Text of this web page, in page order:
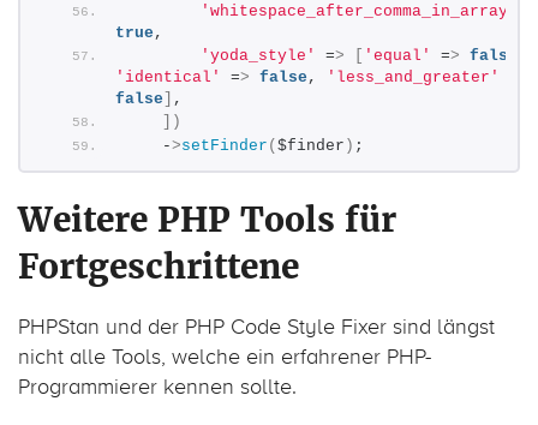
'whitespace_after_comma_in_array'
true ,
'yoda_style'
=> 'equal' => false
'identical'
=> false , 'less_and_greater'
false
,
])
    -
>setFinder ( $finder ) ;
Weitere PHP Tools für
Fortgeschrittene
PHPStan und der PHP Code Style Fixer sind längst
nicht alle Tools, welche ein erfahrener PHP-
Programmierer kennen sollte.